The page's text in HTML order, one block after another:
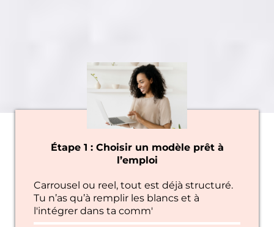
Étape 1 : Choisir un modèle prêt à
l’emploi
Carrousel ou reel, tout est déjà structuré.
Tu n’as qu’à remplir les blancs et à
l'intégrer dans ta comm'